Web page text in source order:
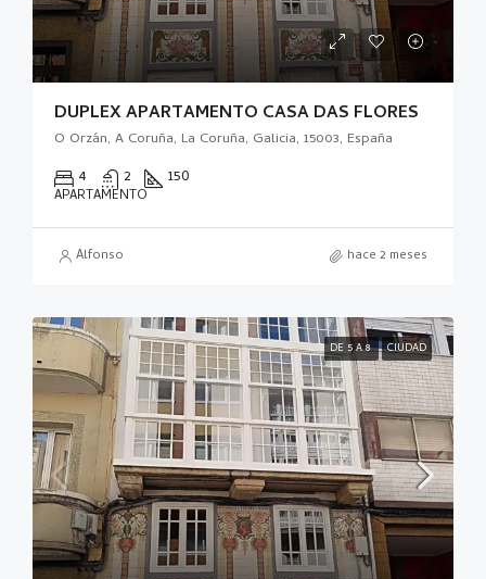
DUPLEX APARTAMENTO CASA DAS FLORES
O Orzán, A Coruña, La Coruña, Galicia, 15003, España
4 2 150
APARTAMENTO
Alfonso hace 2 meses
DE 5 A 8 CIUDAD